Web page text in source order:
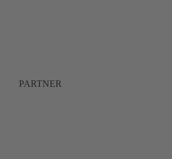
PARTNER